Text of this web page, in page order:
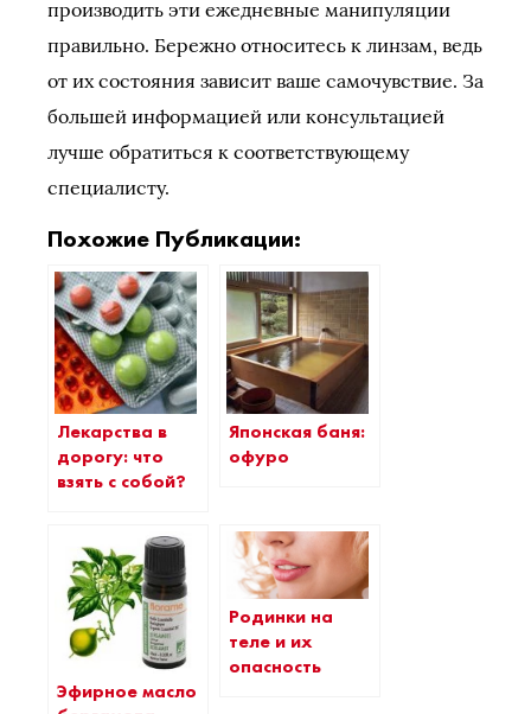
производить эти ежедневные манипуляции
правильно. Бережно относитесь к линзам, ведь
от их состояния зависит ваше самочувствие. За
большей информацией или консультацией
лучше обратиться к соответствующему
специалисту.
Похожие Публикации:
Лекарства в
дорогу: что
взять с собой?
Японская баня:
офуро
Эфирное масло
Родинки на
теле и их
опасность